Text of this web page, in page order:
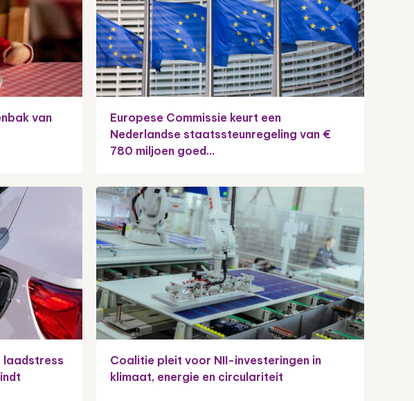
van
Europese Commissie keurt een
Nederlandse staatssteunregeling van €
780 miljoen goed...
laadstress
Coalitie pleit voor NII-investeringen in
klimaat, energie en circulariteit